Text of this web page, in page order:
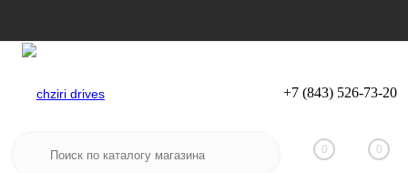
Вход Регистрация
+7 (843) 526-73-20
0 0